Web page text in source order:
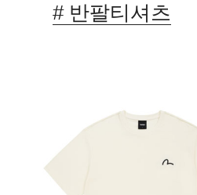
# 반팔티셔츠